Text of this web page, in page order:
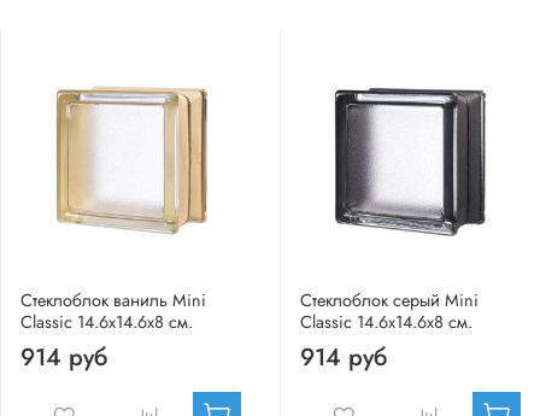
Стеклоблок ваниль Mini
Classic 14.6x14.6x8 см.
914 руб
Стеклоблок серый Mini
Classic 14.6x14.6x8 см.
914 руб